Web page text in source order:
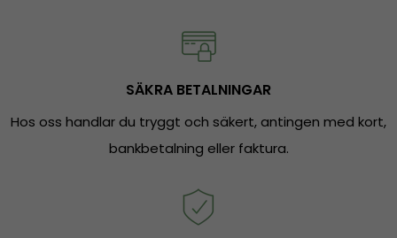
SÄKRA BETALNINGAR
Hos oss handlar du tryggt och säkert, antingen med kort,
bankbetalning eller faktura.